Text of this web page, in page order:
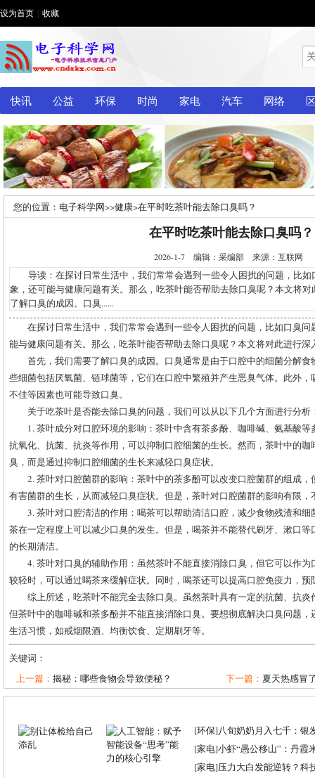
设为首页 收藏
快讯 公益 环保 时尚 家电 汽车 网络
您的位置： 电子科学网>>健康>在平时吃茶叶能去除口臭吗？
在平时吃茶叶能去除口臭吗？
2026-1-7 编辑：采编部 来源：互联网
导读：在探讨日常生活中，我们常常会遇到一些令人困扰的问题，比如
象，还可能与健康问题有关。那么，吃茶叶能否帮助去除口臭呢？本文将
了解口臭的成因。口臭......
在探讨日常生活中，我们常常会遇到一些令人困扰的问题，比如口臭
能与健康问题有关。那么，吃茶叶能否帮助去除口臭呢？本文将对此进行深
首先，我们需要了解口臭的成因。口臭通常是由于口腔中的细菌分解
些细菌包括厌氧菌、链球菌等，它们在口腔中繁殖并产生恶臭气体。此外
不佳等因素也可能导致口臭。
关于吃茶叶是否能去除口臭的问题，我们可以从以下几个方面进行分析
1. 茶叶成分对口腔环境的影响：茶叶中含有茶多酚、咖啡碱、氨基酸
抗氧化、抗菌、抗炎等作用，可以抑制口腔细菌的生长。然而，茶叶中的
臭，而是通过抑制口腔细菌的生长来减轻口臭症状。
2. 茶叶对口腔菌群的影响：茶叶中的茶多酚可以改变口腔菌群的组成
有害菌群的生长，从而减轻口臭症状。但是，茶叶对口腔菌群的影响有限，
3. 茶叶对口腔清洁的作用：喝茶可以帮助清洁口腔，减少食物残渣和
茶在一定程度上可以减少口臭的发生。但是，喝茶并不能替代刷牙、漱口
的长期清洁。
4. 茶叶对口臭的辅助作用：虽然茶叶不能直接消除口臭，但它可以作
较轻时，可以通过喝茶来缓解症状。同时，喝茶还可以提高口腔免疫力，预
综上所述，吃茶叶不能完全去除口臭。虽然茶叶具有一定的抗菌、抗
但茶叶中的咖啡碱和茶多酚并不能直接消除口臭。要想彻底解决口臭问题
生活习惯，如戒烟限酒、均衡饮食、定期刷牙等。
关键词：
上一篇： 揭秘：哪些食物会导致便秘？ 下一篇： 夏天热感冒
[环保]八旬奶奶月入七千：银
[家电]小虾“愚公移山”：丹霞
[家电]压力大白发能逆转？科